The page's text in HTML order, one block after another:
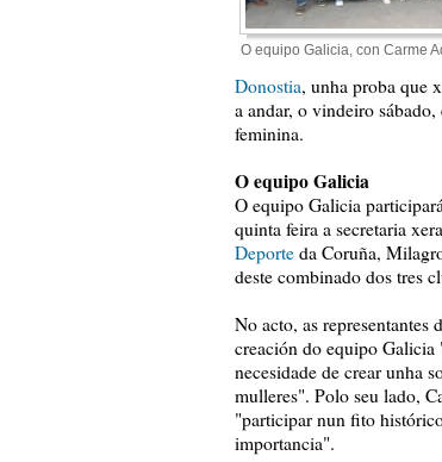
O equipo Galicia, con Carme
Donostia, unha proba que
a andar, o vindeiro
feminina.
O equipo Galicia
O equipo Galicia
quinta feira a secretaria
Deporte da Coruña,
deste combinado dos tres
No acto, as representantes
creación do equipo Galicia
necesidade de crear unha
mulleres". Polo seu lado,
"participar nun fito
importancia".